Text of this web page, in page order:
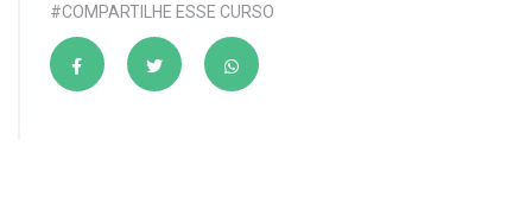
#COMPARTILHE ESSE CURSO